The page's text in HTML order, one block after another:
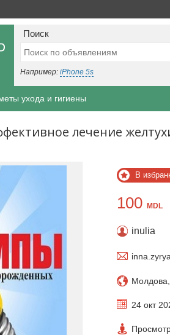
Поиск
Например: iPhone 5s
ухода и гигиены
лечение
В
100 MDL
inulia
24 окт